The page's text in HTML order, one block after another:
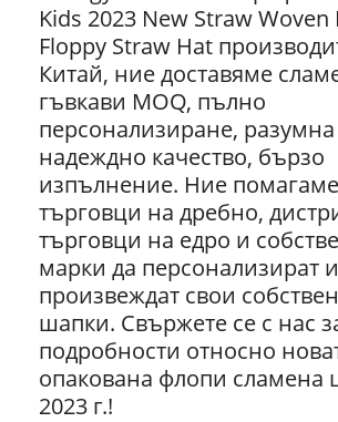
Kids 2023 New Straw Woven
Floppy Straw Hat
Китай, ние доставяме
гъвкави MOQ, пълно
персонализиране,
надеждно качество, бързо
изпълнение. Ние
търговци на дребно,
търговци на едро и
марки да персонализират и
произвеждат свои
шапки. Свържете се с нас
подробности относно
опакована флопи сламена
2023 г.!